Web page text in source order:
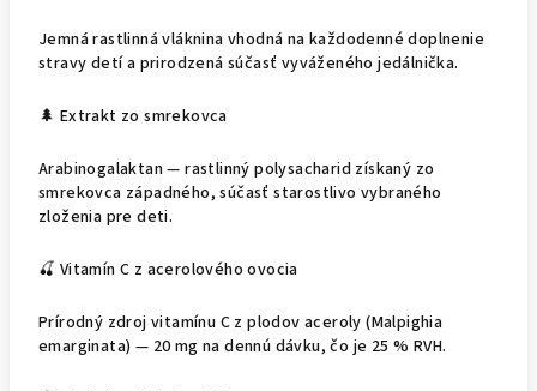
Jemná rastlinná vláknina vhodná na každodenné doplnenie
stravy detí a prirodzená súčasť vyváženého jedálnička.
🌲 Extrakt zo smrekovca
Arabinogalaktan — rastlinný polysacharid získaný zo
smrekovca západného, súčasť starostlivo vybraného
zloženia pre deti.
🍒 Vitamín C z acerolového ovocia
Prírodný zdroj vitamínu C z plodov aceroly (Malpighia
emarginata) — 20 mg na dennú dávku, čo je 25 % RVH.